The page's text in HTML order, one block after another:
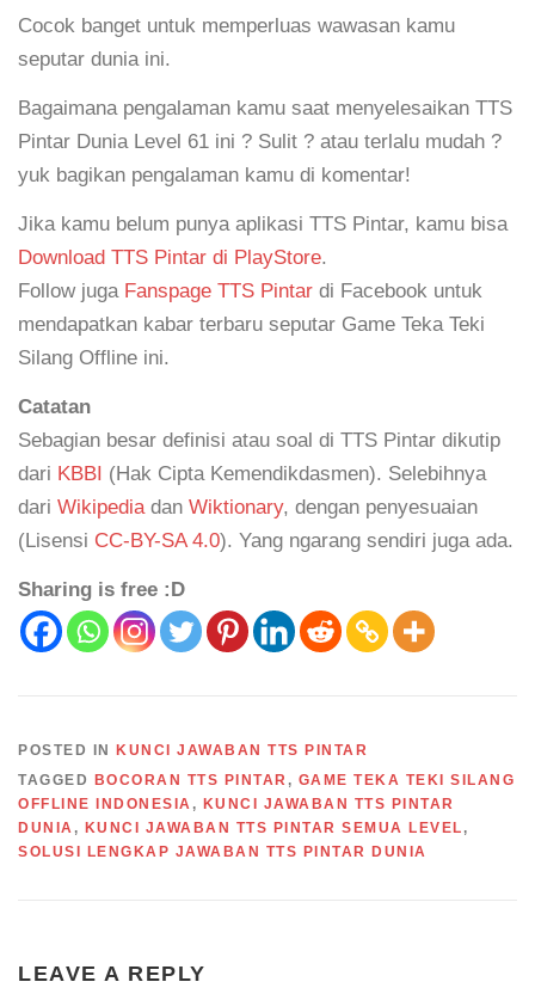
Cocok banget untuk memperluas wawasan kamu
seputar dunia ini.
Bagaimana pengalaman kamu saat menyelesaikan TTS
Pintar Dunia Level 61 ini ? Sulit ? atau terlalu mudah ?
yuk bagikan pengalaman kamu di komentar!
Jika kamu belum punya aplikasi TTS Pintar, kamu bisa
Download TTS Pintar di PlayStore.
Follow juga Fanspage TTS Pintar di Facebook untuk
mendapatkan kabar terbaru seputar Game Teka Teki
Silang Offline ini.
Catatan
Sebagian besar definisi atau soal di TTS Pintar dikutip
dari KBBI (Hak Cipta Kemendikdasmen). Selebihnya
dari Wikipediadan Wiktionary, dengan penyesuaian
(Lisensi CC-BY-SA 4.0). Yang ngarang sendiri juga ada.
Sharing is free :D
POSTED IN
KUNCI JAWABAN TTS PINTAR
TAGGED
BOCORAN TTS PINTAR , GAME TEKA TEKI SILANG
OFFLINE INDONESIA , KUNCI JAWABAN TTS PINTAR
DUNIA , KUNCI JAWABAN TTS PINTAR SEMUA LEVEL ,
SOLUSI LENGKAP JAWABAN TTS PINTAR DUNIA
LEAVE A REPLY